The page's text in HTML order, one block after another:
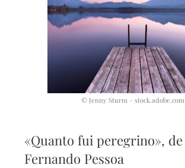
© Jenny Sturm – stock.adobe.com
«Quanto fui peregrino», de
Fernando Pessoa